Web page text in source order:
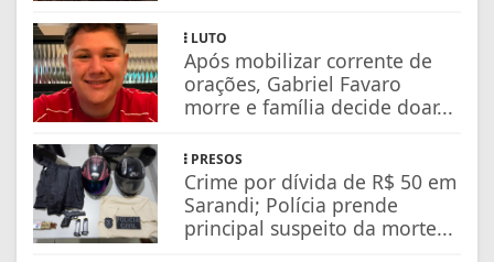
LUTO
Após mobilizar corrente de
orações, Gabriel Favaro
morre e família decide doar...
PRESOS
Crime por dívida de R$ 50 em
Sarandi; Polícia prende
principal suspeito da morte...